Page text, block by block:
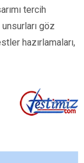
tercih
göz
hazırlamaları,